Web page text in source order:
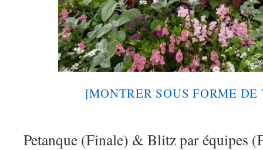
[MONTRER SOUS FORME
Petanque (Finale) & Blitz par équipes